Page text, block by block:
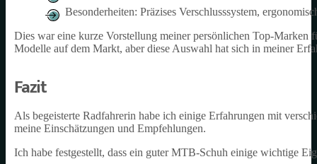
Besonderheiten: Präzises Verschlusssystem,
Dies war eine kurze Vorstellung meiner persönlichen Top-
Modelle auf dem Markt, aber diese Auswahl hat sich in meiner
Fazit
Als begeisterte Radfahrerin habe ich einige Erfahrungen mit
meine Einschätzungen und Empfehlungen.
Ich habe festgestellt, dass ein guter MTB-Schuh einige wichtige